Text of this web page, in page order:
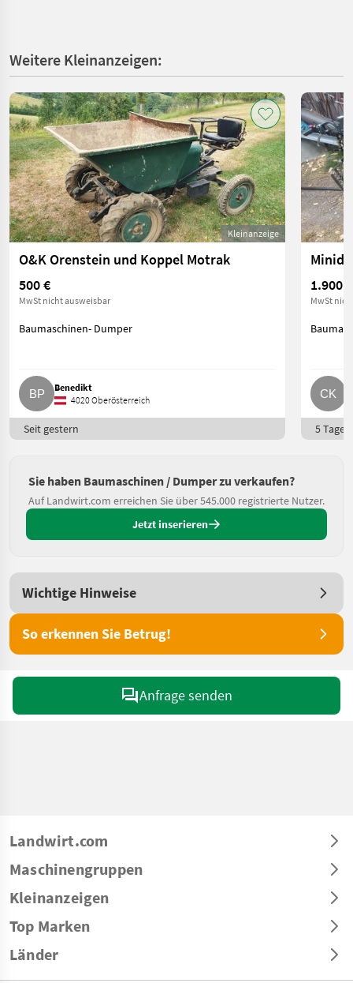
Weitere Kleinanzeigen:
Kleinanzeige
O&K Orenstein und Koppel Motrak
500 €
MwSt nicht ausweisbar
Baumaschinen- Dumper
Benedikt
4020 Oberösterreich
Seit gestern
1.900 €
MwSt
5 Tage
Sie haben Baumaschinen / Dumper zu verkaufen?
Auf Landwirt.com erreichen Sie über 545.000 registrierte Nutzer.
Jetzt inserieren
Wichtige Hinweise
So erkennen Sie Betrug!
Anfrage senden
Landwirt.com
Maschinengruppen
Kleinanzeigen
Top Marken
Länder